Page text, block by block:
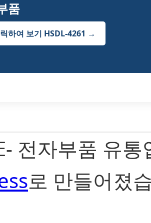
품
하여 보기 HSDL-4261 →
전자부품 유
로 만들어졌